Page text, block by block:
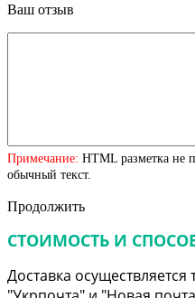
Ваш отзыв
Примечание: HTML разметка не
обычный текст.
Продолжить
СТОИМОСТЬ И
Доставка